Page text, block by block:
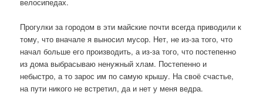
Прогулки за городом в эти майские почти всегда приводили к
тому, что вначале я выносил мусор. Нет, не из-за того, что
начал больше его производить, а из-за того, что постепенно
из дома выбрасываю ненужный хлам. Постепенно и
небыстро, а то зарос им по самую крышу. На своё счастье,
на пути никого не встретил, да и нет у меня ведра.